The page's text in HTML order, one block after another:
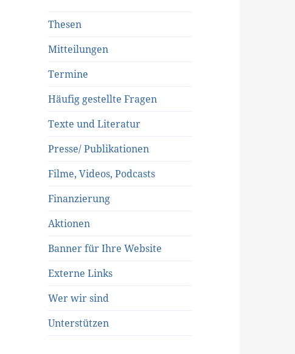
Thesen
Mitteilungen
Termine
Häufig gestellte Fragen
Texte und Literatur
Presse/ Publikationen
Filme, Videos, Podcasts
Finanzierung
Aktionen
Banner für Ihre Website
Externe Links
Wer wir sind
Unterstützen